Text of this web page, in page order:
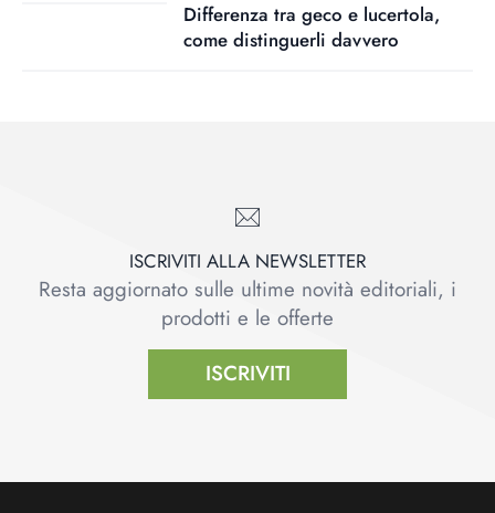
Differenza tra geco e lucertola,
come distinguerli davvero
ISCRIVITI ALLA NEWSLETTER
Resta aggiornato sulle ultime novità editoriali, i
prodotti e le offerte
ISCRIVITI